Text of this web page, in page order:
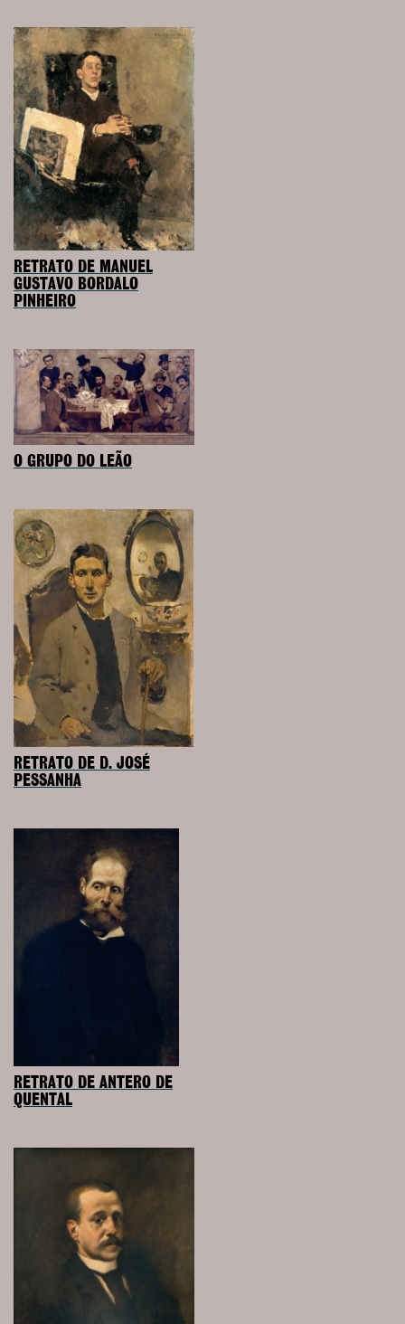
RETRATO DE MANUEL
GUSTAVO BORDALO
PINHEIRO
O GRUPO DO LEÃO
RETRATO DE D. JOSÉ
PESSANHA
RETRATO DE ANTERO DE
QUENTAL